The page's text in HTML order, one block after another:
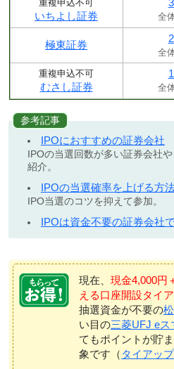
重複申込不可
いちよし証券 全
極東証券
全
重複申込不可
むさし証券 全
参考記事
IPOにおすすめの証券会社
IPOの当選回数が多い証券会社
紹介。
IPOの当選確率を上げる方
IPO当選のコツを抑えて参加。
IPOは資金不要の証券会社
現在、 現金4,000円
える口座開設タイ
抽選資金が不要の
い目の三菱UFJ eス
てもポイントが貯
象です（ タイアッ